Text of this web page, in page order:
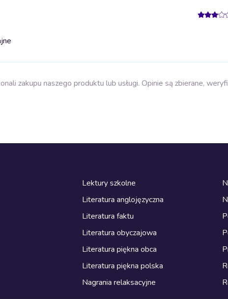
zakupu naszego produktu lub usługi. Opinie są zbierane,
Lektury szkolne
Literatura anglojęzyczna
Literatura faktu
Literatura obyczajowa
Literatura piękna obca
Literatura piękna polska
Nagrania relaksacyjne